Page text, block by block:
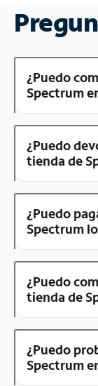
¿Puedo
Spectrum
¿Puedo
tienda de
¿Puedo
Spectrum
¿Puedo
tienda de
¿Puedo
Spectrum